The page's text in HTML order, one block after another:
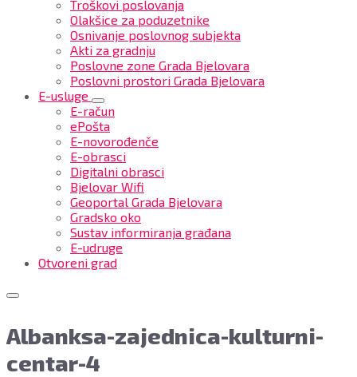
Troškovi poslovanja
Olakšice za poduzetnike
Osnivanje poslovnog subjekta
Akti za gradnju
Poslovne zone Grada Bjelovara
Poslovni prostori Grada Bjelovara
E-usluge
E-račun
ePošta
E-novorođenče
E-obrasci
Digitalni obrasci
Bjelovar Wifi
Geoportal Grada Bjelovara
Gradsko oko
Sustav informiranja građana
E-udruge
Otvoreni grad
Albanksa-zajednica-kulturni-
centar-4